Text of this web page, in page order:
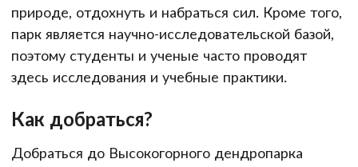
природе, отдохнуть и набраться сил. Кроме того,
парк является научно-исследовательской базой,
поэтому студенты и ученые часто проводят
здесь исследования и учебные практики.
Как добраться?
Добраться до Высокогорного дендропарка